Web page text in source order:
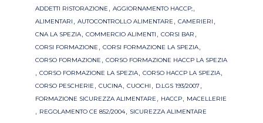
Tags
ADDETTI RISTORAZIONE , AGGIORNAMENTO HACCP;,
ALIMENTARI , AUTOCONTROLLO ALIMENTARE , CAMERIERI ,
CNA LA SPEZIA, COMMERCIO ALIMENTI , CORSI BAR ,
CORSI FORMAZIONE , CORSI FORMAZIONE LA SPEZIA,
CORSO FORMAZIONE , CORSO FORMAZIONE HACCP LA SPEZIA
, CORSO FORMAZIONE LA SPEZIA, CORSO HACCP LA SPEZIA,
CORSO PESCHERIE , CUCINA, CUOCHI , D.LGS 193/2007 ,
FORMAZIONE SICUREZZA ALIMENTARE , HACCP, MACELLERIE
, REGOLAMENTO CE 852/2004, SICUREZZA ALIMENTARE